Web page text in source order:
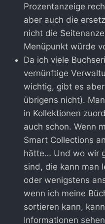
Prozentanzeige
aber auch die
nicht die
Menüpunkt würde
Da ich viele
vernünftige
wichtig, gibt es
übrigens nicht).
in Kollektionen
auch schon. Wenn
Smart Collections
hätte… Und wo wir
sind, die kann man
oder wenigstens
wenn ich meine
sortieren kann,
Informationen